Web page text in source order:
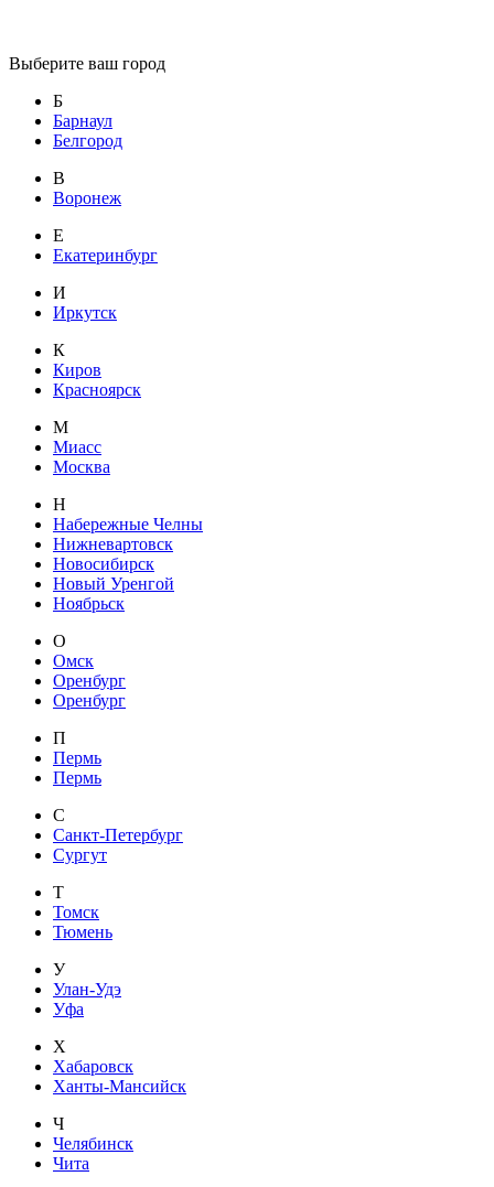
Выберите ваш город
Б
Барнаул
Белгород
В
Воронеж
Е
Екатеринбург
И
Иркутск
К
Киров
Красноярск
М
Миасс
Москва
Н
Набережные Челны
Нижневартовск
Новосибирск
Новый Уренгой
Ноябрьск
О
Омск
Оренбург
Оренбург
П
Пермь
Пермь
С
Санкт-Петербург
Сургут
Т
Томск
Тюмень
У
Улан-Удэ
Уфа
Х
Хабаровск
Ханты-Мансийск
Ч
Челябинск
Чита